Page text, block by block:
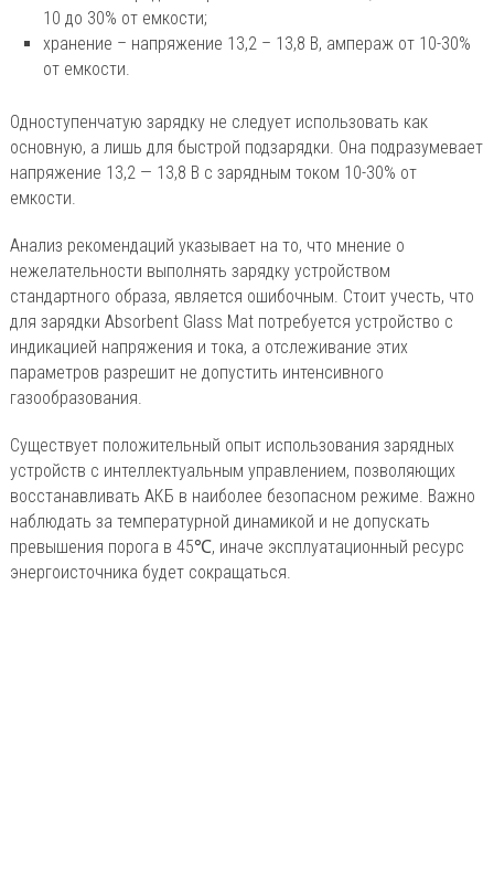
10 до 30% от емкости;
хранение – напряжение 13,2 – 13,8 В, ампераж от 10-30%
от емкости.
Одноступенчатую зарядку не следует использовать как
основную, а лишь для быстрой подзарядки. Она подразумевает
напряжение 13,2 — 13,8 В с зарядным током 10-30% от
емкости.
Анализ рекомендаций указывает на то, что мнение о
нежелательности выполнять зарядку устройством
стандартного образа, является ошибочным. Стоит учесть, что
для зарядки Absorbent Glass Mat потребуется устройство с
индикацией напряжения и тока, а отслеживание этих
параметров разрешит не допустить интенсивного
газообразования.
Существует положительный опыт использования зарядных
устройств с интеллектуальным управлением, позволяющих
восстанавливать АКБ в наиболее безопасном режиме. Важно
наблюдать за температурной динамикой и не допускать
превышения порога в 45℃, иначе эксплуатационный ресурс
энергоисточника будет сокращаться.